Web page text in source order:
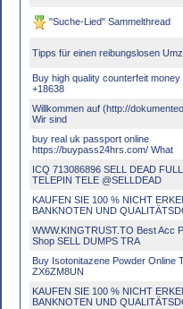
"Suche-Lied" Sammelthread
Tipps für einen reibungslosen
Buy high quality counterfeit
+18638
Willkommen auf (http://
Wir sind
buy real uk passport online
https://buypass24hrs.com/ What
ICQ 713086896 SELL DEAD
TELEPIN TELE @SELLDEAD
KAUFEN SIE 100 % NICHT
BANKNOTEN UND
WWW.KINGTRUST.TO Best Acc
Shop SELL DUMPS TRA
Buy Isotonitazene Powder Online
ZX6ZM8UN
KAUFEN SIE 100 % NICHT
BANKNOTEN UND